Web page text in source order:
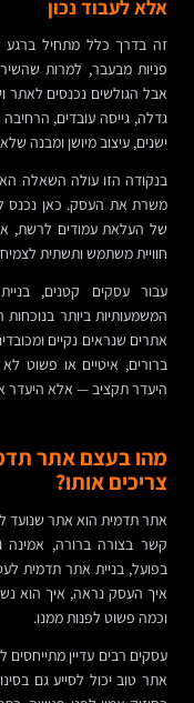
אלא לעבוד נכון
זה בדרך כלל מתחיל ברגע
פניות מבעבר, למרות
אבל הגולשים נכנסים לאתר
גדלה, גייסה עובדים,
ישנים, עיצוב מיושן ומבנה
בנקודה הזו עולה השאלה
משרת את העסק. כאן נכנס
של העלאת עמודים לרשת,
חוויית משתמש ותשתית
עבור עסקים קטנים,
המשמעותיות ביותר
אתרים שנראים נקיים
ברורים, איטיים או פשוט
היעדר תקציב — אלא היעדר
מהו בעצם אתר
צריכים אותו?
אתר תדמית הוא אתר שנועד
קשר בצורה ברורה,
בפועל, בניית אתר תדמית
איך העסק נראה, איך הוא
וכמה פשוט לפנות ממנו.
עסקים רבים עדיין
אתר טוב יכול לסייע גם